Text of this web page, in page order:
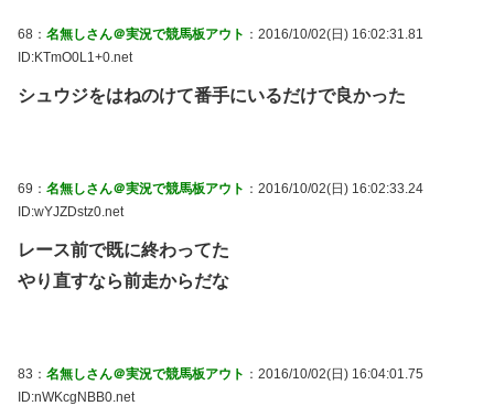
68： 名無しさん＠実況で競馬板アウト ：2016/10/02(日) 16:02:31.81
ID:KTmO0L1+0.net
シュウジをはねのけて番手にいるだけで良かった
69： 名無しさん＠実況で競馬板アウト ：2016/10/02(日) 16:02:33.24
ID:wYJZDstz0.net
レース前で既に終わってた
やり直すなら前走からだな
83： 名無しさん＠実況で競馬板アウト ：2016/10/02(日) 16:04:01.75
ID:nWKcgNBB0.net